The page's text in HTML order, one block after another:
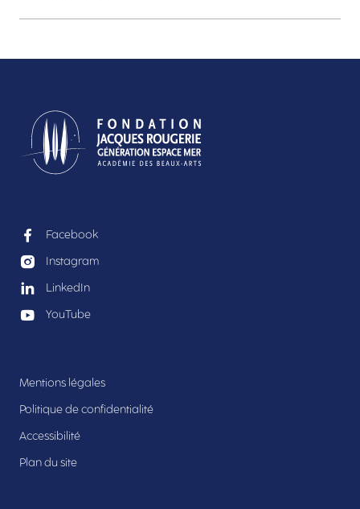
Facebook
Instagram
LinkedIn
YouTube
Mentions légales
Politique de confidentialité
Accessibilité
Plan du site